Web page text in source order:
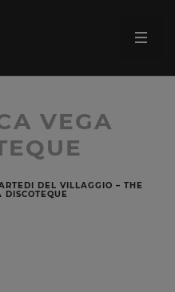
VEGA
DEL VILLAGGIO – THE